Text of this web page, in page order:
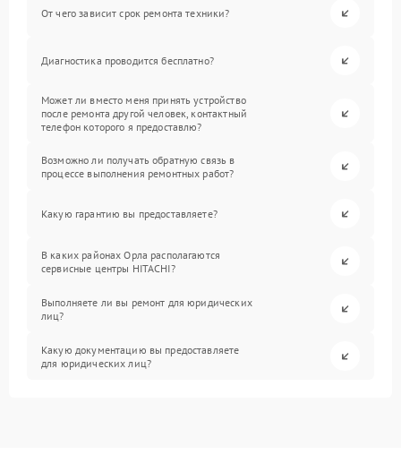
От чего зависит срок ремонта техники?
Диагностика проводится бесплатно?
Может ли вместо меня принять устройство
после ремонта другой человек, контактный
телефон которого я предоставлю?
Возможно ли получать обратную связь в
процессе выполнения ремонтных работ?
Какую гарантию вы предоставляете?
В каких районах Орла располагаются
сервисные центры HITACHI?
Выполняете ли вы ремонт для юридических
лиц?
Какую документацию вы предоставляете
для юридических лиц?